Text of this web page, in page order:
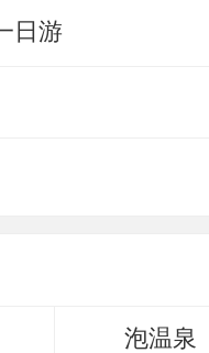
日游
泡温泉